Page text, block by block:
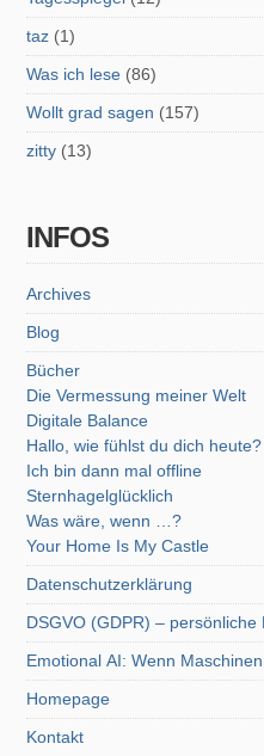
taz (1)
Was ich lese (86)
Wollt grad sagen (157)
zitty (13)
INFOS
Archives
Blog
Bücher
Die Vermessung meiner Welt
Digitale Balance
Hallo, wie fühlst du dich heute?
Ich bin dann mal offline
Sternhagelglücklich
Was wäre, wenn …?
Your Home Is My Castle
Datenschutzerklärung
DSGVO (GDPR) – persönliche
Emotional AI: Wenn
Homepage
Kontakt